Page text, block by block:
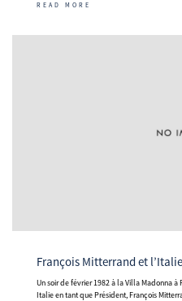
READ MORE
François Mitterrand et l’Italie
Un soir de février 1982 à la Villa Madonna à Rome, lors de sa première visite officielle en
Italie en tant que Président, François